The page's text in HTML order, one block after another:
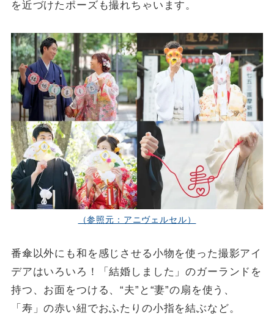
を近づけたポーズも撮れちゃいます。
（参照元：アニヴェルセル）
番傘以外にも和を感じさせる小物を使った撮影アイ
デアはいろいろ！「結婚しました」のガーランドを
持つ、お面をつける、“夫”と“妻”の扇を使う、
「寿」の赤い紐でおふたりの小指を結ぶなど。